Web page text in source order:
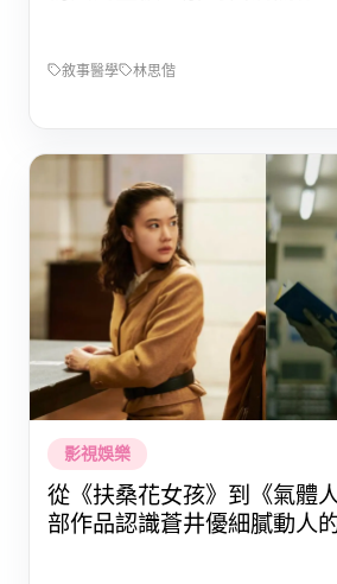
敘事醫學 林思偕
影視娛樂
從《扶桑花女孩》到《氣體
部作品認識蒼井優細膩動人